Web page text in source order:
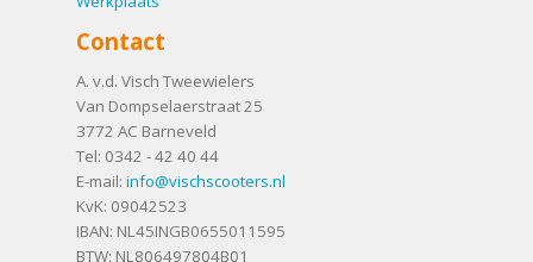
Contact
A. v.d. Visch Tweewielers
Van Dompselaerstraat 25
3772 AC Barneveld
Tel: 0342 - 42 40 44
E-mail: info@vischscooters.nl
KvK: 09042523
IBAN: NL45INGB0655011595
BTW: NL806497804B01